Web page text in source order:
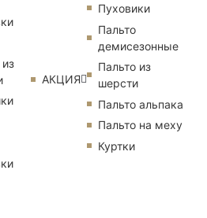
из
АКЦИЯ
Пуховики
Пальто
демисезонные
Пальто из
шерсти
Пальто альпака
Пальто на меху
Куртки